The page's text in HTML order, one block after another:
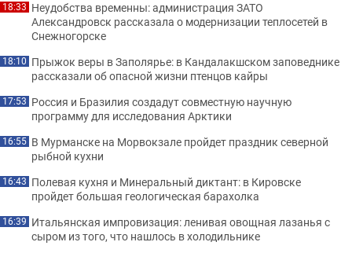
18:33 Неудобства временны: администрация ЗАТО
Александровск рассказала о модернизации теплосетей в
Снежногорске
18:10 Прыжок веры в Заполярье: в Кандалакшском заповеднике
рассказали об опасной жизни птенцов кайры
17:53 Россия и Бразилия создадут совместную научную
программу для исследования Арктики
16:55 В Мурманске на Морвокзале пройдет праздник северной
рыбной кухни
16:43 Полевая кухня и Минеральный диктант: в Кировске
пройдет большая геологическая барахолка
16:39 Итальянская импровизация: ленивая овощная лазанья с
сыром из того, что нашлось в холодильнике